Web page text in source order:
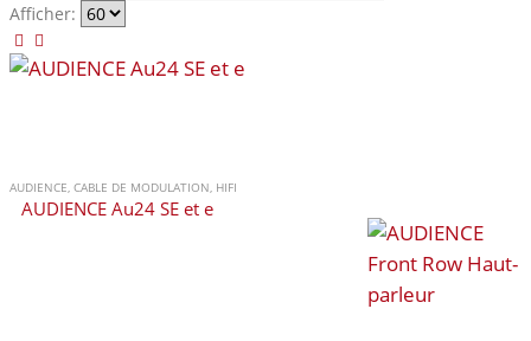
Afficher:
AUDIENCE CABLE DE MODULATION HIFI
AUDIENCE Au24 SE et e